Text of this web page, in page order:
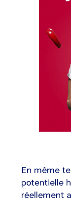
En même
potentielle
réellement